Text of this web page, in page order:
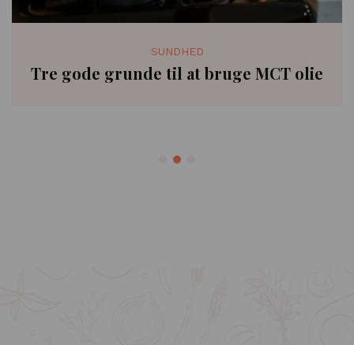
SUNDHED
Tre gode grunde til at bruge MCT olie